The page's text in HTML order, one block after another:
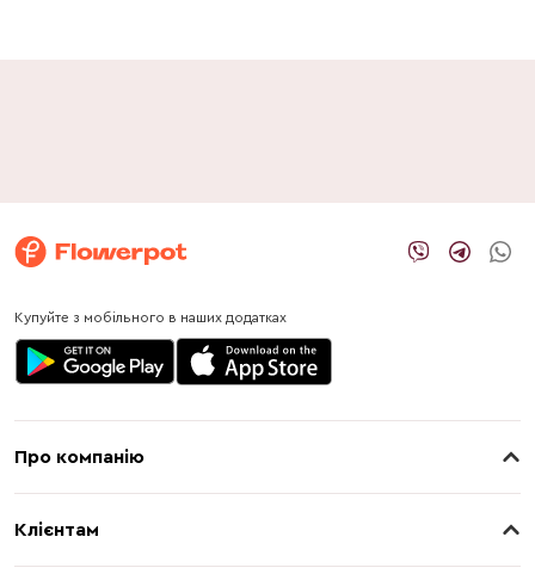
Купуйте з мобільного в наших додатках
Про компанію
Клієнтам